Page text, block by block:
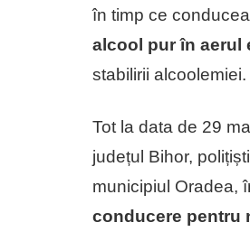
în timp ce
alcool pur în aerul
stabilirii alcoolemiei.
Tot la data de 29
județul Bihor,
municipiul Oradea,
conducere pentru